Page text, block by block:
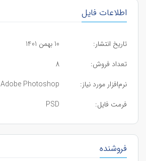
اطلاعات فایل
تاریخ انتشار:
10 بهمن 1401
تعداد فروش:
8
نرم‌افزار مورد نیاز:
Adobe Photoshop
فرمت فایل:
PSD
فروشنده